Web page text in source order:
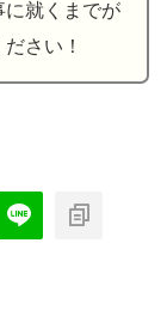
に就くまでが
さい！